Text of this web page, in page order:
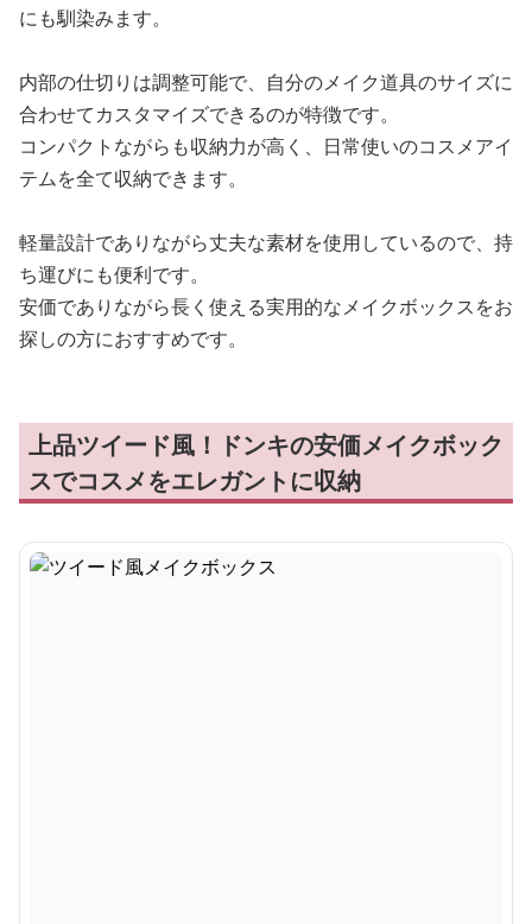
にも馴染みます。
内部の仕切りは調整可能で、自分のメイク道具のサイズに
合わせてカスタマイズできるのが特徴です。
コンパクトながらも収納力が高く、日常使いのコスメアイ
テムを全て収納できます。
軽量設計でありながら丈夫な素材を使用しているので、持
ち運びにも便利です。
安価でありながら長く使える実用的なメイクボックスをお
探しの方におすすめです。
上品ツイード風！ドンキの安価メイクボック
スでコスメをエレガントに収納